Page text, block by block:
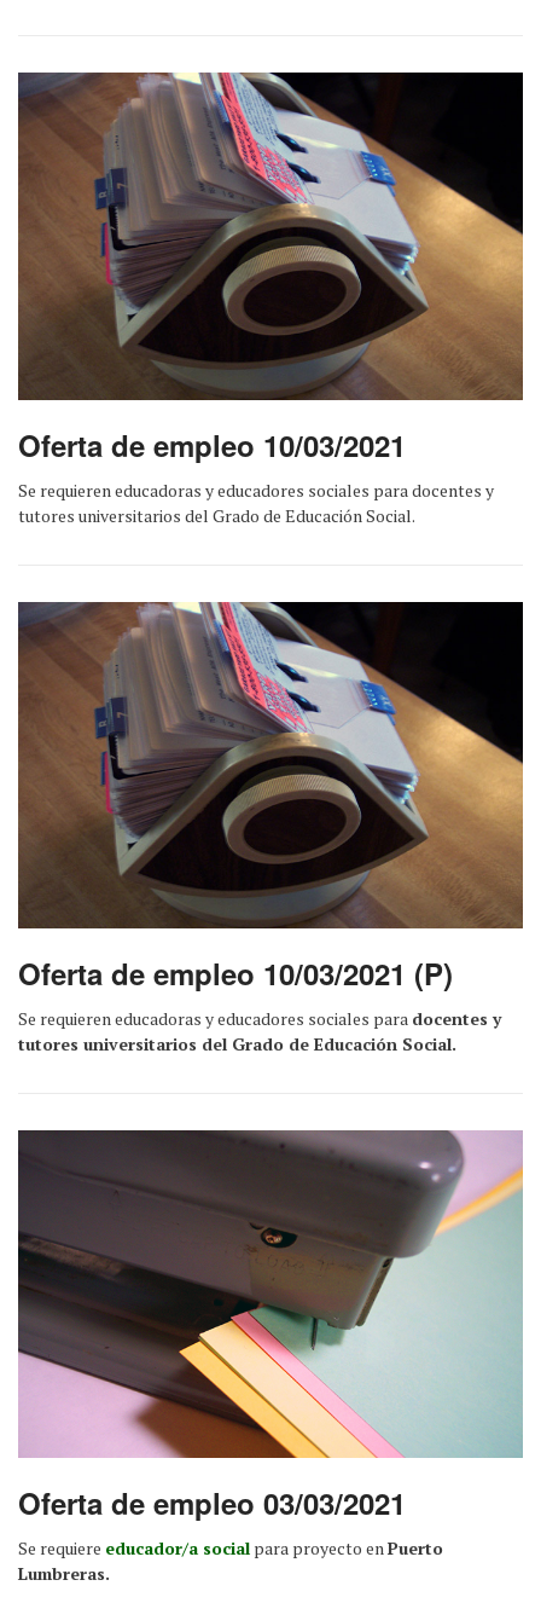
Oferta de empleo 10/03/2021
Se requieren educadoras y educadores sociales para docentes y
tutores universitarios del Grado de Educación Social.
Oferta de empleo 10/03/2021 (P)
Se requieren educadoras y educadores sociales para docentes y
tutores universitarios del Grado de Educación Social.
Oferta de empleo 03/03/2021
Se requiere educador/a social para proyecto en Puerto
Lumbreras.